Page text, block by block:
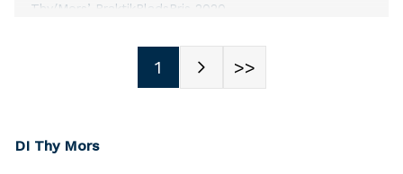
Thy/Mors’ PraktikPladsPris 2020.
1 >>
DI Thy Mors